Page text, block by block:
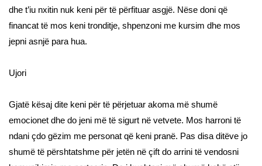
dhe t’iu nxitin nuk keni për të përfituar asgjë. Nëse doni që
financat të mos keni tronditje, shpenzoni me kursim dhe mos
jepni asnjë para hua.
Ujori
Gjatë kësaj dite keni për të përjetuar akoma më shumë
emocionet dhe do jeni më të sigurt në vetvete. Mos harroni të
ndani çdo gëzim me personat që keni pranë. Pas disa ditëve jo
shumë të përshtatshme për jetën në çift do arrini të vendosni